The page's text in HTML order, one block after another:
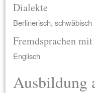
Dialekte
Berlinerisch, schwäbisch
Fremdsprachen
Englisch
Ausbildung